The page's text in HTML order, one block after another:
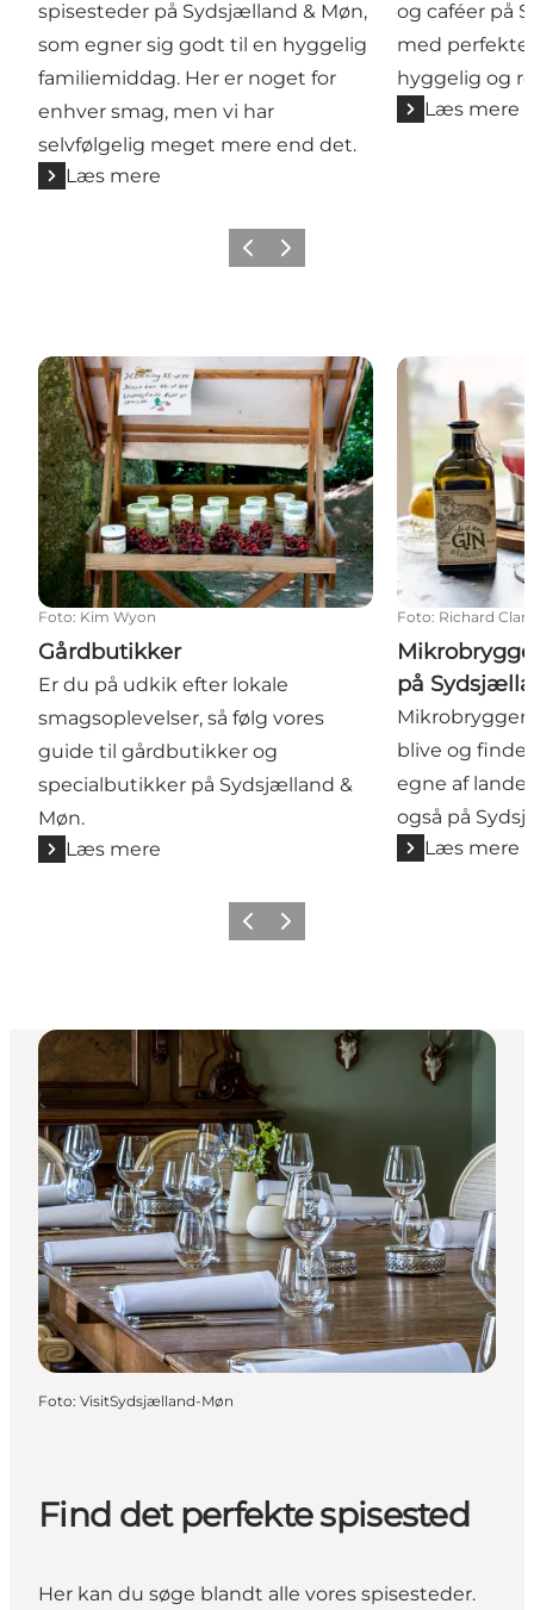
spisesteder på Sydsjælland & Møn,
som egner sig godt til en hyggelig
familiemiddag. Her er noget for
enhver smag, men vi har
selvfølgelig meget mere end det.
Læs mere
og caféer på
med perfekte
hyggelig og
Læs mere
ForrigeNæste
Gårdbutikker
Foto: Kim Wyon
Gårdbutikker
Er du på udkik efter lokale
smagsoplevelser, så følg vores
guide til gårdbutikker og
specialbutikker på Sydsjælland &
Møn.
Læs mere
Foto: Richard
på
blive og
egne af
også på
Læs mere
ForrigeNæste
Foto: VisitSydsjælland-Møn
Find det perfekte spisested
Her kan du søge blandt alle vores spisesteder.